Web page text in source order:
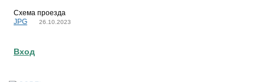
Схема проезда
JPG
26.10.2023
Вход